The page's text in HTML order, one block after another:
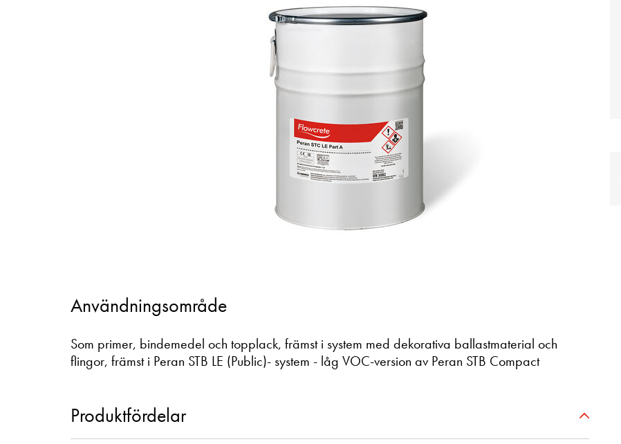
Användningsområde
Som primer, bindemedel och topplack, främst i system med dekorativa ballastmaterial och
flingor, främst i Peran STB LE (Public)- system - låg VOC-version av Peran STB Compact
Produktfördelar